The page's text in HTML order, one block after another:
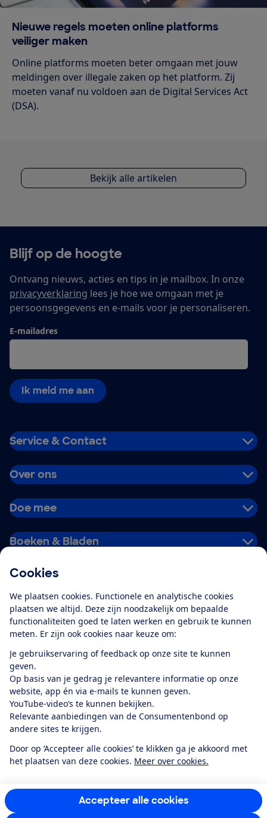
Cookies
We plaatsen cookies. Functionele en analytische cookies
plaatsen we altijd. Deze zijn noodzakelijk om bepaalde
functionaliteiten goed te laten werken en gebruik te kunnen
meten. Er zijn ook cookies naar keuze om:
Je gebruikservaring of feedback op onze site te kunnen
geven.
Op basis van je gedrag je relevantere informatie op onze
website, app én via e-mails te kunnen geven.
YouTube-video’s te kunnen bekijken.
Relevante aanbiedingen van de Consumentenbond op
andere sites te krijgen.
Door op ‘Accepteer alle cookies’ te klikken ga je akkoord met
het plaatsen van deze cookies. Meer over cookies.
Accepteer alle cookies
Nieuwe regels moeten online platforms
veiliger maken
Online platforms moeten beter omgaan met jouw
meldingen over illegale zaken op het platform. Zij
moeten vanaf nu voldoen aan de Digital Services Act
(DSA).
Bekijk alle artikelen
Blijf op de hoogte
Ontvang nieuws, acties en tips in je mailbox. In onze
privacyverklaring lees je hoe we omgaan met je
persoonsgegevens en e-mails voor je personaliseren.
E-mailadres
Ik meld me aan
Service & Contact
Over ons
Doe mee
Boeken & Bladen
Alles over de
app
Algemene Voorwaarden
Privacyverklaring
Cookiebeleid
Privacyvoorkeuren
Toegankelijkheid
RSS-feed nieuws
Facebook
TwitterInstagram
YoutubeLinkedIn
12.901consumentenbeoordelen de Consumentenbondmet gemiddeld